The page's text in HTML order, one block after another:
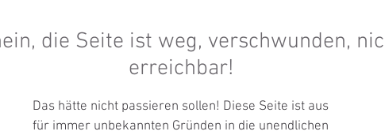
die Seite ist weg, verschwunden,
erreichbar!
Das hätte nicht passieren sollen! Diese Seite ist aus
für immer unbekannten Gründen in die unendlichen